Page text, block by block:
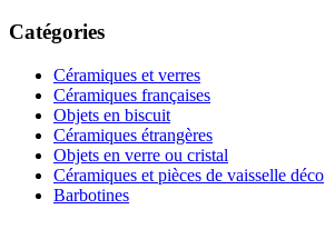
Catégories
Céramiques et verres
Céramiques françaises
Objets en biscuit
Céramiques étrangères
Objets en verre ou cristal
Céramiques et pièces de vaisselle déco
Barbotines